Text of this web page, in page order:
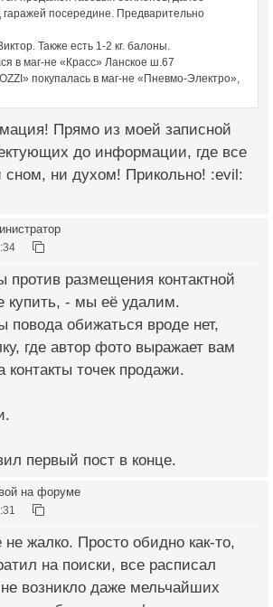
посередине. Предварительно
Также есть 1-2 кг. балоны.
в маг-не «Красс» Ланское ш.67
покупалась в маг-не «Пневмо-Электро»,
Прямо из моей записной
до информации, где все
сном, ни духом! Прикольно! :evil:
против размещения контактной
купить, - мы её удалим.
повода обижаться вроде нет,
где автор фото выражает вам
контакты точек продажи.
первый пост в конце.
на форуме
не жалко. Просто обидно как-то,
на поиски, все расписал
возникло даже мельчайших